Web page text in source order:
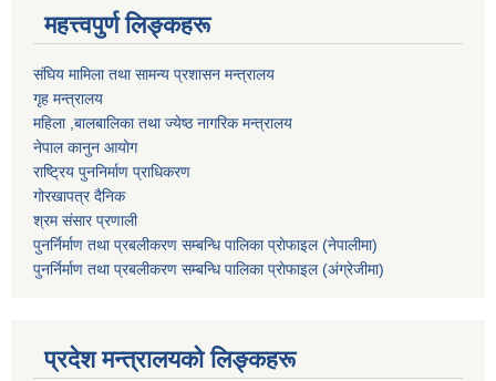
महत्त्वपुर्ण लिङ्कहरू
संघिय मामिला तथा सामन्य प्रशासन मन्त्रालय
गृह मन्त्रालय
महिला ,बालबालिका तथा ज्येष्ठ नागरिक मन्त्रालय
नेपाल कानुन आयोग
राष्ट्रिय पुननिर्माण प्राधिकरण
गोरखापत्र दैनिक
श्रम संसार प्रणाली
पुनर्निर्माण तथा प्रबलीकरण सम्बन्धि पालिका प्राेफाइल (नेपालीमा)
पुनर्निर्माण तथा प्रबलीकरण सम्बन्धि पालिका प्राेफाइल(अंग्रेजीमा)
प्रदेश मन्त्रालयको लिङ्कहरू